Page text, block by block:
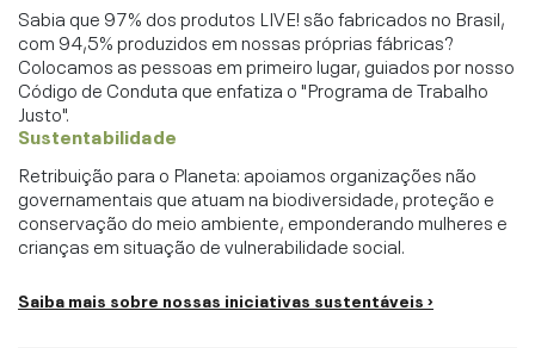
Sabia que 97% dos produtos LIVE! são fabricados no Brasil,
com 94,5% produzidos em nossas próprias fábricas?
Colocamos as pessoas em primeiro lugar, guiados por nosso
Código de Conduta que enfatiza o "Programa de Trabalho
Justo".
Sustentabilidade
Retribuição para o Planeta: apoiamos organizações não
governamentais que atuam na biodiversidade, proteção e
conservação do meio ambiente, emponderando mulheres e
crianças em situação de vulnerabilidade social.
Saiba mais sobre nossas iniciativas sustentáveis ›